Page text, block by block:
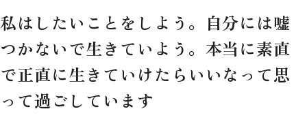
私はしたいことをしよう。自分には嘘
つかないで生きていよう。本当に素直
で正直に生きていけたらいいなって思
って過ごしています
前月 2026 08 次月
SUN MON TUE THU FRI SAT
26 27 29 30 31
1
2
4
9
10 11 12 13 14
23
24 26
30
31 1